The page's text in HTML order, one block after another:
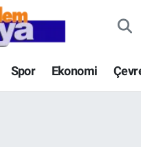
Spor Ekonomi